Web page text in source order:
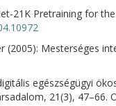
21K Pretraining for
(2005): Mesterséges
egészségügyi
21(3), 47–66.